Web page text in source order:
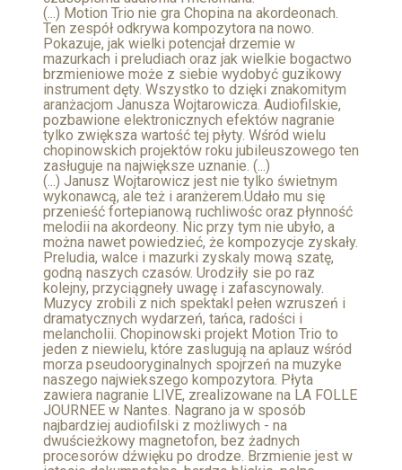
(...) Motion Trio nie gra Chopina na akordeonach.
Ten zespół odkrywa kompozytora na nowo.
Pokazuje, jak wielki potencjał drzemie w
mazurkach i preludiach oraz jak wielkie bogactwo
brzmieniowe może z siebie wydobyć guzikowy
instrument dęty. Wszystko to dzięki znakomitym
aranżacjom Janusza Wojtarowicza. Audiofilskie,
pozbawione elektronicznych efektów nagranie
tylko zwiększa wartość tej płyty. Wśród wielu
chopinowskich projektów roku jubileuszowego ten
zasługuje na największe uznanie. (...)
(...) Janusz Wojtarowicz jest nie tylko świetnym
wykonawcą, ale też i aranżerem.Udało mu się
przenieść fortepianową ruchliwośc oraz płynność
melodii na akordeony. Nic przy tym nie ubyło, a
można nawet powiedzieć, że kompozycje zyskały.
Preludia, walce i mazurki zyskaly mową szatę,
godną naszych czasów. Urodziły sie po raz
kolejny, przyciągneły uwagę i zafascynowaly.
Muzycy zrobili z nich spektakl pełen wzruszeń i
dramatycznych wydarzeń, tańca, radości i
melancholii. Chopinowski projekt Motion Trio to
jeden z niewielu, które zaslugują na aplauz wśród
morza pseudooryginalnych spojrzeń na muzyke
naszego najwiekszego kompozytora. Płyta
zawiera nagranie LIVE, zrealizowane na LA FOLLE
JOURNEE w Nantes. Nagrano ja w sposób
najbardziej audiofilski z możliwych - na
dwuścieżkowy magnetofon, bez żadnych
procesorów dźwięku po drodze. Brzmienie jest w